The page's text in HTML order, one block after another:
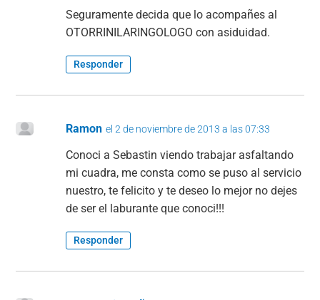
Seguramente decida que lo acompañes al
OTORRINILARINGOLOGO con asiduidad.
Responder
Ramon el 2 de noviembre de 2013 a las 07:33
Conoci a Sebastin viendo trabajar asfaltando
mi cuadra, me consta como se puso al servicio
nuestro, te felicito y te deseo lo mejor no dejes
de ser el laburante que conoci!!!
Responder